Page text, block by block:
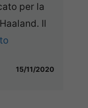
per la
Il
15/11/2020